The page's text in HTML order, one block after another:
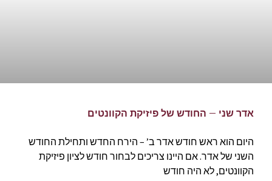
אדר שני – החודש של פיזיקת הקוונטים
היום הוא ראש חודש אדר ב’ – הירח החדש ותחילת החודש
השני של אדר. אם היינו צריכים לבחור חודש לציון פיזיקת
הקוונטים, לא היה חודש